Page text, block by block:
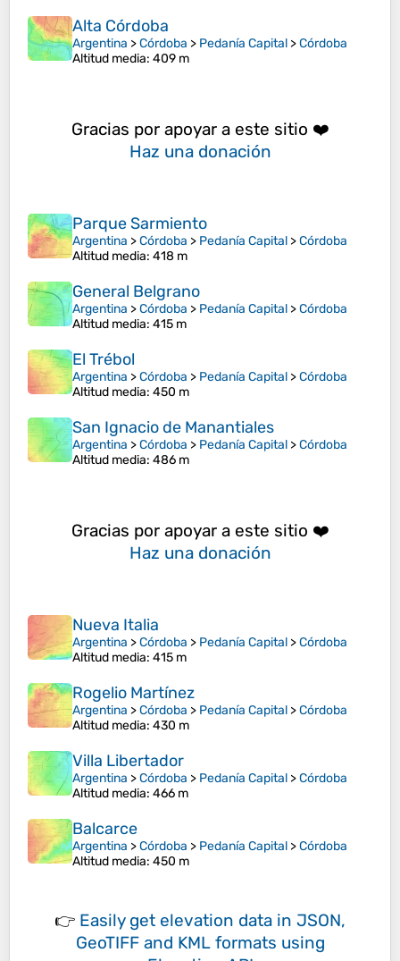
Alta Córdoba
Argentina >Córdoba > Pedanía Capital >Córdoba
Altitud media: 409 m
Gracias por apoyar a este sitio ❤️
Haz una donación
Parque Sarmiento
Argentina >Córdoba > Pedanía Capital >Córdoba
Altitud media: 418 m
General Belgrano
Argentina >Córdoba > Pedanía Capital >Córdoba
Altitud media: 415 m
El Trébol
Argentina >Córdoba > Pedanía Capital >Córdoba
Altitud media: 450 m
San Ignacio de Manantiales
Argentina >Córdoba > Pedanía Capital >Córdoba
Altitud media: 486 m
Gracias por apoyar a este sitio ❤️
Haz una donación
Nueva Italia
Argentina >Córdoba > Pedanía Capital >Córdoba
Altitud media: 415 m
Rogelio Martínez
Argentina >Córdoba > Pedanía Capital >Córdoba
Altitud media: 430 m
Villa Libertador
Argentina >Córdoba > Pedanía Capital >Córdoba
Altitud media: 466 m
Balcarce
Argentina >Córdoba > Pedanía Capital >Córdoba
Altitud media: 450 m
👉 Easily get elevation data in JSON,
GeoTIFF and KML formats using